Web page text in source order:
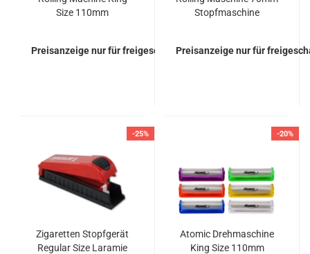
Size 110mm
Preisanzeige nur für freigeschaltete Kunden
Stopfmaschine
Preisanzeige nur für
-25%
Zigaretten Stopfgerät
Regular Size Laramie
-20%
Atomic Drehmaschine
King Size 110mm